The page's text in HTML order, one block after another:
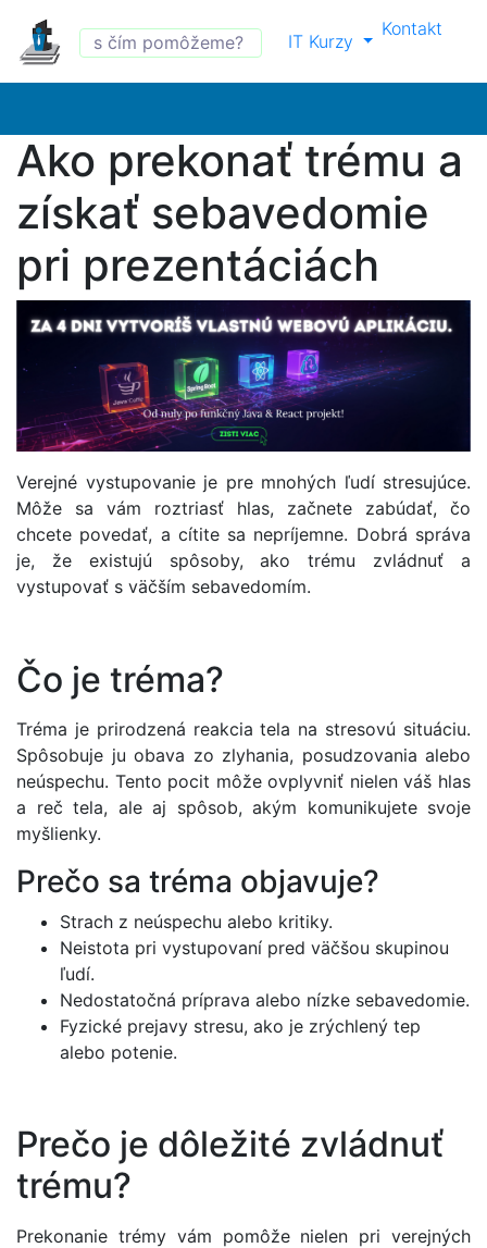
IT Kurzy
Kontakt
Ako prekonať trému a
získať sebavedomie
pri prezentáciách
Verejné vystupovanie je pre mnohých ľudí stresujúce.
Môže sa vám roztriasť hlas, začnete zabúdať, čo
chcete povedať, a cítite sa nepríjemne. Dobrá správa
je, že existujú spôsoby, ako trému zvládnuť a
vystupovať s väčším sebavedomím.
Čo je tréma?
Tréma je prirodzená reakcia tela na stresovú situáciu.
Spôsobuje ju obava zo zlyhania, posudzovania alebo
neúspechu. Tento pocit môže ovplyvniť nielen váš hlas
a reč tela, ale aj spôsob, akým komunikujete svoje
myšlienky.
Prečo sa tréma objavuje?
Strach z neúspechu alebo kritiky.
Neistota pri vystupovaní pred väčšou skupinou
ľudí.
Nedostatočná príprava alebo nízke sebavedomie.
Fyzické prejavy stresu, ako je zrýchlený tep
alebo potenie.
Prečo je dôležité zvládnuť
trému?
Prekonanie trémy vám pomôže nielen pri verejných